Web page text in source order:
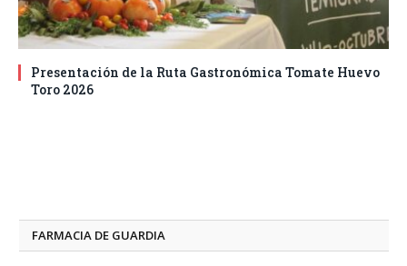
Presentación de la Ruta Gastronómica Tomate Huevo
Toro 2026
FARMACIA DE GUARDIA